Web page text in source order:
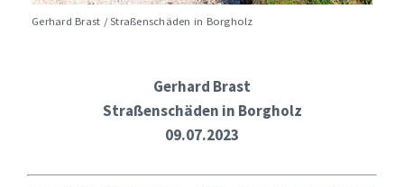
Gerhard Brast / Straßenschäden in Borgholz
Gerhard Brast
Straßenschäden in Borgholz
09.07.2023